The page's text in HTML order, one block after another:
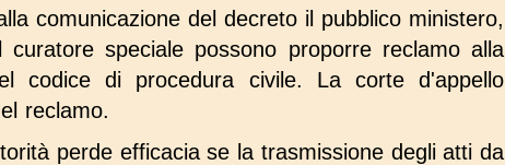
comunicazione del decreto il pubblico ministero,
speciale possono proporre reclamo alla
codice di procedura civile. La corte d'appello
reclamo.
perde efficacia se la trasmissione degli atti da